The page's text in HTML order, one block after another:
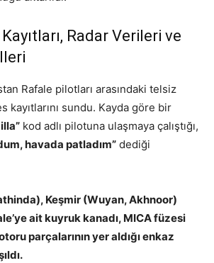
Radar Verileri ve
Rafale pilotları arasındaki telsiz
kayıtlarını sundu. Kayda göre bir
kod adlı pilotuna ulaşmaya çalıştığı,
havada patladım” dediği
Keşmir (Wuyan, Akhnoor)
ait kuyruk kanadı, MICA füzesi
parçalarının yer aldığı enkaz